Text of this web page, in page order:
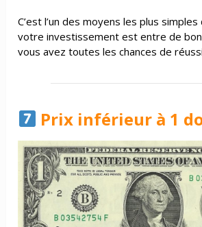
C’est l’un des moyens les plus
votre investissement est entre de
vous avez toutes les chances de
Prix inférieur à 1